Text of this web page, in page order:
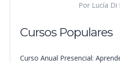
Por Lucía Di
Cursos Populares
Curso Anual Presencial: